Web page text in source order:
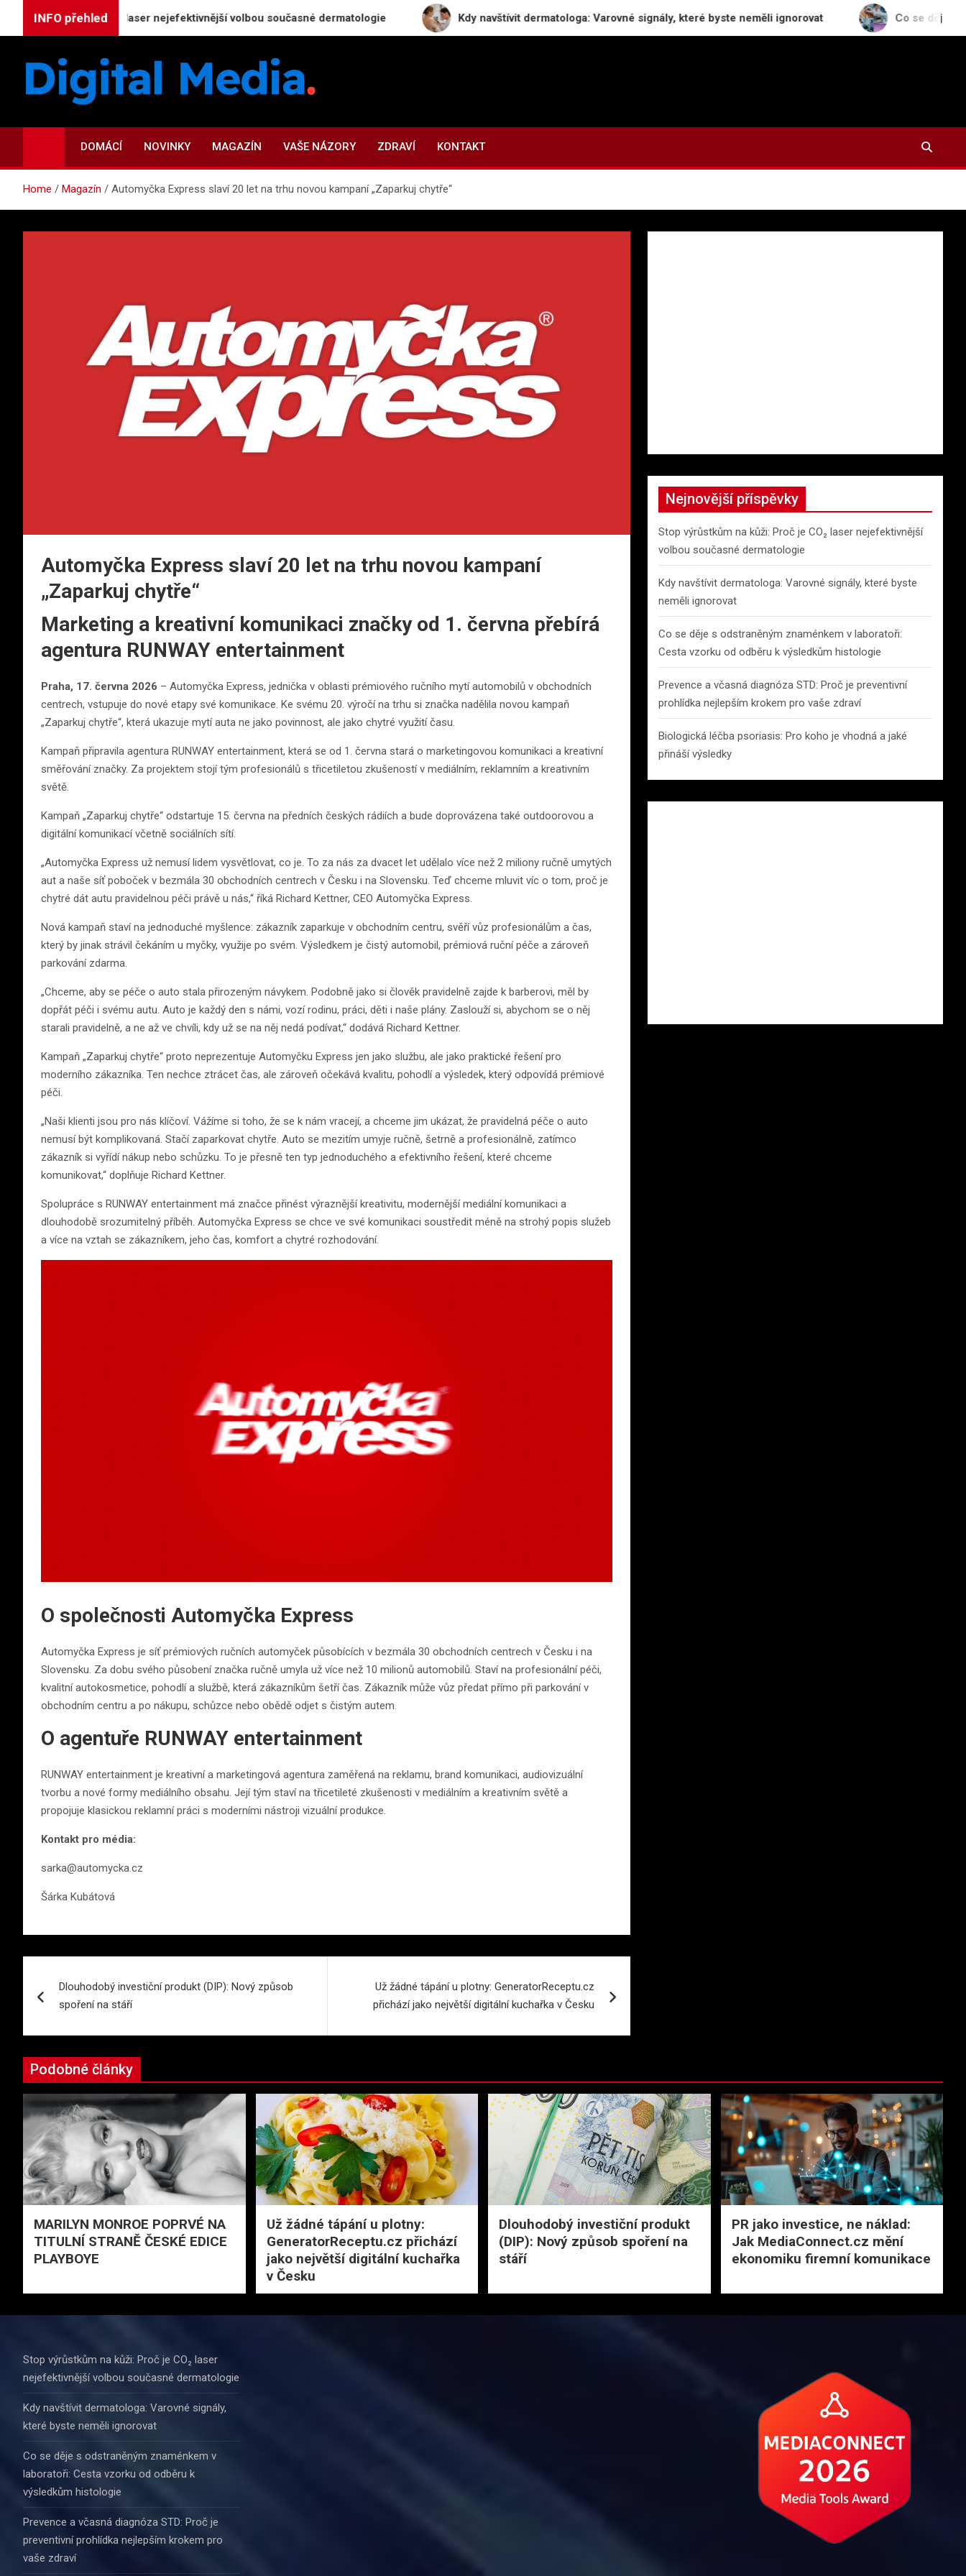
INFO přehled
Proč je CO₂ laser nejefektivnější volbou současné dermatologie Kdy navštívit dermatologa: Varovné signály, které byste neměli ignorovat Co se děje s
Digital-Media.cz
DOMÁCÍ NOVINKY MAGAZÍN VAŠE NÁZORY ZDRAVÍ KONTAKT
Home Magazín Automyčka Express slaví 20 let na trhu novou kampaní „Zaparkuj chytře“
Automyčka Express slaví 20 let na trhu novou kampaní
„Zaparkuj chytře“
Marketing a kreativní komunikaci značky od 1. června přebírá
agentura RUNWAY entertainment
Praha, 17. června 2026 – Automyčka Express, jednička v oblasti prémiového ručního mytí automobilů v obchodních
centrech, vstupuje do nové etapy své komunikace. Ke svému 20. výročí na trhu si značka nadělila novou kampaň
„Zaparkuj chytře“, která ukazuje mytí auta ne jako povinnost, ale jako chytré využití času.
Kampaň připravila agentura RUNWAY entertainment, která se od 1. června stará o marketingovou komunikaci a kreativní
směřování značky. Za projektem stojí tým profesionálů s třicetiletou zkušeností v mediálním, reklamním a kreativním
světě.
Kampaň „Zaparkuj chytře“ odstartuje 15. června na předních českých rádiích a bude doprovázena také outdoorovou a
digitální komunikací včetně sociálních sítí.
„Automyčka Express už nemusí lidem vysvětlovat, co je. To za nás za dvacet let udělalo více než 2 miliony ručně umytých
aut a naše síť poboček v bezmála 30 obchodních centrech v Česku i na Slovensku. Teď chceme mluvit víc o tom, proč je
chytré dát autu pravidelnou péči právě u nás,“ říká Richard Kettner, CEO Automyčka Express.
Nová kampaň staví na jednoduché myšlence: zákazník zaparkuje v obchodním centru, svěří vůz profesionálům a čas,
který by jinak strávil čekáním u myčky, využije po svém. Výsledkem je čistý automobil, prémiová ruční péče a zároveň
parkování zdarma.
„Chceme, aby se péče o auto stala přirozeným návykem. Podobně jako si člověk pravidelně zajde k barberovi, měl by
dopřát péči i svému autu. Auto je každý den s námi, vozí rodinu, práci, děti i naše plány. Zaslouží si, abychom se o něj
starali pravidelně, a ne až ve chvíli, kdy už se na něj nedá podívat,“ dodává Richard Kettner.
Kampaň „Zaparkuj chytře“ proto neprezentuje Automyčku Express jen jako službu, ale jako praktické řešení pro
moderního zákazníka. Ten nechce ztrácet čas, ale zároveň očekává kvalitu, pohodlí a výsledek, který odpovídá prémiové
péči.
„Naši klienti jsou pro nás klíčoví. Vážíme si toho, že se k nám vracejí, a chceme jim ukázat, že pravidelná péče o auto
nemusí být komplikovaná. Stačí zaparkovat chytře. Auto se mezitím umyje ručně, šetrně a profesionálně, zatímco
zákazník si vyřídí nákup nebo schůzku. To je přesně ten typ jednoduchého a efektivního řešení, které chceme
komunikovat,“ doplňuje Richard Kettner.
Spolupráce s RUNWAY entertainment má značce přinést výraznější kreativitu, modernější mediální komunikaci a
dlouhodobě srozumitelný příběh. Automyčka Express se chce ve své komunikaci soustředit méně na strohý popis služeb
a více na vztah se zákazníkem, jeho čas, komfort a chytré rozhodování.
O společnosti Automyčka Express
Automyčka Express je síť prémiových ručních automyček působících v bezmála 30 obchodních centrech v Česku i na
Slovensku. Za dobu svého působení značka ručně umyla už více než 10 milionů automobilů. Staví na profesionální péči,
kvalitní autokosmetice, pohodlí a službě, která zákazníkům šetří čas. Zákazník může vůz předat přímo při parkování v
obchodním centru a po nákupu, schůzce nebo obědě odjet s čistým autem.
O agentuře RUNWAY entertainment
RUNWAY entertainment je kreativní a marketingová agentura zaměřená na reklamu, brand komunikaci, audiovizuální
tvorbu a nové formy mediálního obsahu. Její tým staví na třicetileté zkušenosti v mediálním a kreativním světě a
propojuje klasickou reklamní práci s moderními nástroji vizuální produkce.
Kontakt pro média:
sarka@automycka.cz
Šárka Kubátová
pro
příspěvek
Dlouhodobý investiční produkt (DIP): Nový způsob
spoření na stáří
Už žádné tápání u plotny: GeneratorReceptu.cz
přichází jako největší digitální kuchařka v Česku
Nejnovější příspěvky
Stop výrůstkům na kůži: Proč je CO₂ laser nejefektivnější
volbou současné dermatologie
Kdy navštívit dermatologa: Varovné signály, které byste
neměli ignorovat
Co se děje s odstraněným znaménkem v laboratoři:
Cesta vzorku od odběru k výsledkům histologie
Prevence a včasná diagnóza STD: Proč je preventivní
prohlídka nejlepším krokem pro vaše zdraví
Biologická léčba psoriasis: Pro koho je vhodná a jaké
přináší výsledky
Podobné články
MARILYN MONROE POPRVÉ NA
TITULNÍ STRANĚ ČESKÉ EDICE
PLAYBOYE
Už žádné tápání u plotny:
GeneratorReceptu.cz přichází
jako největší digitální kuchařka
v Česku
Dlouhodobý investiční produkt
(DIP): Nový způsob spoření na
stáří
PR jako investice, ne náklad:
Jak MediaConnect.cz mění
ekonomiku firemní komunikace
Stop výrůstkům na kůži: Proč je CO₂ laser
nejefektivnější volbou současné dermatologie
Kdy navštívit dermatologa: Varovné signály,
které byste neměli ignorovat
Co se děje s odstraněným znaménkem v
laboratoři: Cesta vzorku od odběru k
výsledkům histologie
Prevence a včasná diagnóza STD: Proč je
preventivní prohlídka nejlepším krokem pro
vaše zdraví